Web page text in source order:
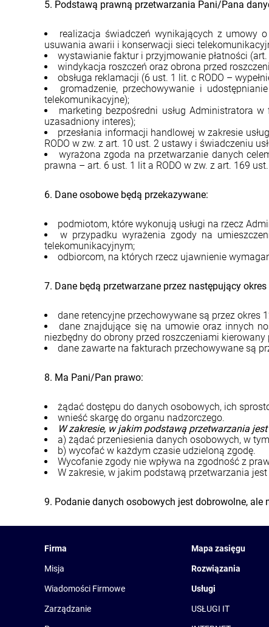
5. Podstawą prawną przetwarzania Pani/Pana
realizacja świadczeń wynikających z umowy
usuwania awarii i konserwacji sieci
wystawianie faktur i przyjmowanie płatności
windykacja roszczeń oraz obrona przed
obsługa reklamacji (6 ust. 1 lit. c RODO –
gromadzenie, przechowywanie i
telekomunikacyjne);
marketing bezpośredni usług Administratora
uzasadniony interes);
przesłania informacji handlowej w zakresie
RODO w zw. z art. 10 ust. 2 ustawy i świadczeniu
wyrażona zgoda na przetwarzanie danych
prawna – art. 6 ust. 1 lit a RODO w zw. z art. 169
6. Dane osobowe będą przekazywane:
podmiotom, które wykonują usługi na rzecz
w przypadku wyrażenia zgody na
telekomunikacyjnym;
odbiorcom, na których rzecz ujawnienie
7. Dane będą przetwarzane przez następujący okres
dane retencyjne przechowywane są przez okres
dane znajdujące się na umowie oraz innych
niezbędny do obrony przed roszczeniami
dane zawarte na fakturach przechowywane są
8. Ma Pani/Pan prawo:
żądać dostępu do danych osobowych, ich
wnieść skargę do organu nadzorczego.
W zakresie, w jakim podstawą przetwarzania
a) żądać przeniesienia danych osobowych, w
b) wycofać w każdym czasie udzieloną zgodę.
Wycofanie zgody nie wpływa na zgodność z
W zakresie, w jakim podstawą przetwarzania
9. Podanie danych osobowych jest dobrowolne,
Firma
Misja
Wiadomości Firmowe
Zarządzanie
Mapa zasięgu
Rozwiązania
Usługi
USŁUGI IT